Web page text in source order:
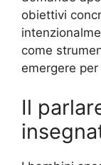
obiettivi
come
emergere
Il